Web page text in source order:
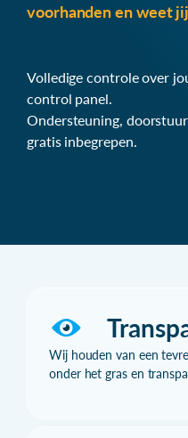
voorhanden en weet
Volledige controle over
control panel.
Ondersteuning,
gratis inbegrepen.
Wij houden van een
onder het gras en